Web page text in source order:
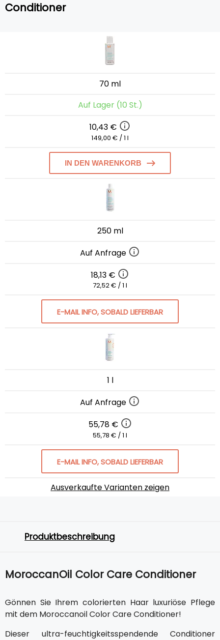
Conditioner
70 ml
Auf Lager (10 St.)
10,43 €
149,00 € / 1 l
IN DEN WARENKORB
250 ml
Auf Anfrage
18,13 €
72,52 € / 1 l
E-MAIL INFO, SOBALD LIEFERBAR
1 l
Auf Anfrage
55,78 €
55,78 € / 1 l
E-MAIL INFO, SOBALD LIEFERBAR
Ausverkaufte Varianten zeigen
Produktbeschreibung
MoroccanOil Color Care Conditioner
Gönnen Sie Ihrem colorierten Haar luxuriöse Pflege
mit dem Moroccanoil Color Care Conditioner!
Dieser ultra-feuchtigkeitsspendende Conditioner